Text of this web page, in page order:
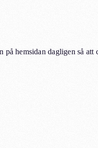
hemsidan dagligen så att